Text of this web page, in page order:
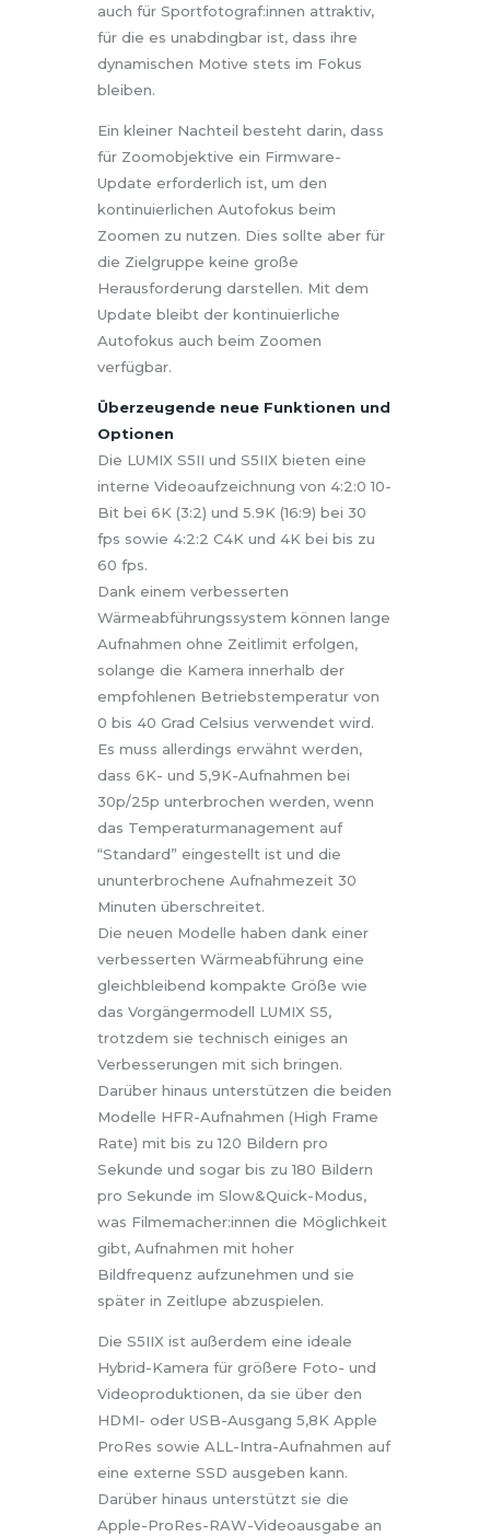
auch für Sportfotograf:innen attraktiv,
für die es unabdingbar ist, dass ihre
dynamischen Motive stets im Fokus
bleiben.
Ein kleiner Nachteil besteht darin, dass
für Zoomobjektive ein Firmware-
Update erforderlich ist, um den
kontinuierlichen Autofokus beim
Zoomen zu nutzen. Dies sollte aber für
die Zielgruppe keine große
Herausforderung darstellen. Mit dem
Update bleibt der kontinuierliche
Autofokus auch beim Zoomen
verfügbar.
Überzeugende neue Funktionen und
Optionen
Die LUMIX S5II und S5IIX bieten eine
interne Videoaufzeichnung von 4:2:0 10-
Bit bei 6K (3:2) und 5.9K (16:9) bei 30
fps sowie 4:2:2 C4K und 4K bei bis zu
60 fps.
Dank einem verbesserten
Wärmeabführungssystem können lange
Aufnahmen ohne Zeitlimit erfolgen,
solange die Kamera innerhalb der
empfohlenen Betriebstemperatur von
0 bis 40 Grad Celsius verwendet wird.
Es muss allerdings erwähnt werden,
dass 6K- und 5,9K-Aufnahmen bei
30p/25p unterbrochen werden, wenn
das Temperaturmanagement auf
“Standard” eingestellt ist und die
ununterbrochene Aufnahmezeit 30
Minuten überschreitet.
Die neuen Modelle haben dank einer
verbesserten Wärmeabführung eine
gleichbleibend kompakte Größe wie
das Vorgängermodell LUMIX S5,
trotzdem sie technisch einiges an
Verbesserungen mit sich bringen.
Darüber hinaus unterstützen die beiden
Modelle HFR-Aufnahmen (High Frame
Rate) mit bis zu 120 Bildern pro
Sekunde und sogar bis zu 180 Bildern
pro Sekunde im Slow&Quick-Modus,
was Filmemacher:innen die Möglichkeit
gibt, Aufnahmen mit hoher
Bildfrequenz aufzunehmen und sie
später in Zeitlupe abzuspielen.
Die S5IIX ist außerdem eine ideale
Hybrid-Kamera für größere Foto- und
Videoproduktionen, da sie über den
HDMI- oder USB-Ausgang 5,8K Apple
ProRes sowie ALL-Intra-Aufnahmen auf
eine externe SSD ausgeben kann.
Darüber hinaus unterstützt sie die
Apple-ProRes-RAW-Videoausgabe an